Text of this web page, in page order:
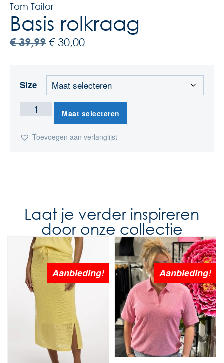
Tom Tailor
Basis rolkraag
€39,99 € 30,00
Size
Maat selecteren
Toevoegen aan verlanglijst
Laat je verder inspireren
door onze collectie
Aanbieding! Aanbieding!